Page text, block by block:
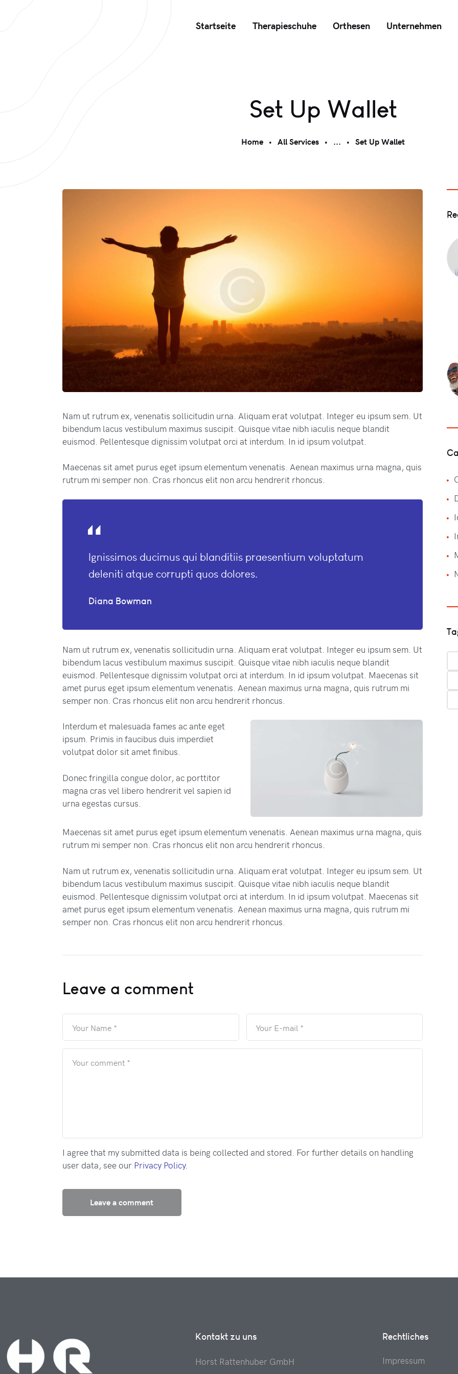
Startseite Therapieschuhe Orthesen Unternehmen
Set Up Wallet
Home All Services ... Set Up Wallet
Nam ut rutrum ex, venenatis sollicitudin urna. Aliquam erat volutpat. Integer eu ipsum sem. Ut
bibendum lacus vestibulum maximus suscipit. Quisque vitae nibh iaculis neque blandit
euismod. Pellentesque dignissim volutpat orci at interdum. In id ipsum volutpat.
Maecenas sit amet purus eget ipsum elementum venenatis. Aenean maximus urna magna, quis
rutrum mi semper non. Cras rhoncus elit non arcu hendrerit rhoncus.
Ignissimos ducimus qui blanditiis praesentium voluptatum
deleniti atque corrupti quos dolores.
Diana Bowman
Nam ut rutrum ex, venenatis sollicitudin urna. Aliquam erat volutpat. Integer eu ipsum sem. Ut
bibendum lacus vestibulum maximus suscipit. Quisque vitae nibh iaculis neque blandit
euismod. Pellentesque dignissim volutpat orci at interdum. In id ipsum volutpat. Maecenas sit
amet purus eget ipsum elementum venenatis. Aenean maximus urna magna, quis rutrum mi
semper non. Cras rhoncus elit non arcu hendrerit rhoncus.
Interdum et malesuada fames ac ante eget
ipsum. Primis in faucibus duis imperdiet
volutpat dolor sit amet finibus.
Donec fringilla congue dolor, ac porttitor
magna cras vel libero hendrerit vel sapien id
urna egestas cursus.
Maecenas sit amet purus eget ipsum elementum venenatis. Aenean maximus urna magna, quis
rutrum mi semper non. Cras rhoncus elit non arcu hendrerit rhoncus.
Nam ut rutrum ex, venenatis sollicitudin urna. Aliquam erat volutpat. Integer eu ipsum sem. Ut
bibendum lacus vestibulum maximus suscipit. Quisque vitae nibh iaculis neque blandit
euismod. Pellentesque dignissim volutpat orci at interdum. In id ipsum volutpat. Maecenas sit
amet purus eget ipsum elementum venenatis. Aenean maximus urna magna, quis rutrum mi
semper non. Cras rhoncus elit non arcu hendrerit rhoncus.
Leave a comment
I agree that my submitted data is being collected and stored. For further details on handling
user data, see our Privacy Policy.
Kontakt zu uns
Horst Rattenhuber GmbH
Rechtliches
Impressum